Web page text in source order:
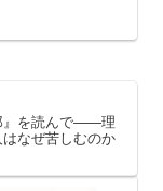
』を読んで――理
なぜ苦しむのか